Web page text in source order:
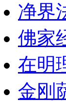
净界
佛家
在明
金刚